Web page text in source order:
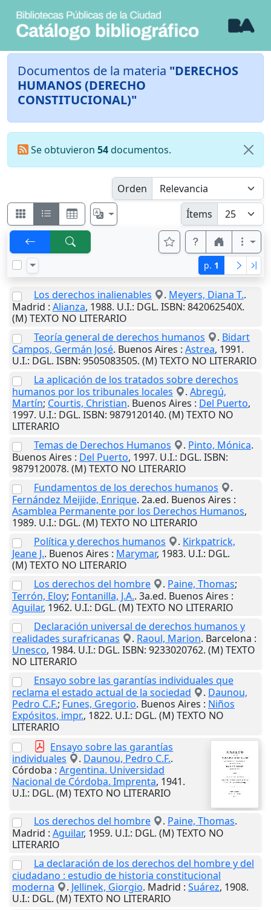
Documentos de la materia "DERECHOS
HUMANOS (DERECHO
CONSTITUCIONAL)"
Se obtuvieron 54documentos.
Orden
Ítems
p. 1
Los derechos inalienables . Meyers, Diana T..
Madrid : Alianza, 1988. U.I.: DGL. ISBN: 842062540X.
(M) TEXTO NO LITERARIO
Teoría general de derechos humanos
. Bidart
Campos, Germán José. Buenos Aires : Astrea, 1991.
U.I.: DGL. ISBN: 9505083505. (M) TEXTO NO LITERARIO
La aplicación de los tratados sobre derechos
humanos por los tribunales locales
. Abregú,
Martín; Courtis, Christian. Buenos Aires : Del Puerto,
1997. U.I.: DGL. ISBN: 9879120140. (M) TEXTO NO
LITERARIO
Temas de Derechos Humanos
. Pinto, Mónica.
Buenos Aires : Del Puerto, 1997. U.I.: DGL. ISBN:
9879120078. (M) TEXTO NO LITERARIO
Fundamentos de los derechos humanos
.
Fernández Meijide, Enrique. 2a.ed. Buenos Aires :
Asamblea Permanente por los Derechos Humanos,
1989. U.I.: DGL. (M) TEXTO NO LITERARIO
Política y derechos humanos
. Kirkpatrick,
Jeane J.. Buenos Aires : Marymar, 1983. U.I.: DGL.
(M) TEXTO NO LITERARIO
Los derechos del hombre
. Paine, Thomas;
Terrón, Eloy; Fontanilla, J.A.. 3a.ed. Buenos Aires :
Aguilar, 1962. U.I.: DGL. (M) TEXTO NO LITERARIO
Declaración universal de derechos humanos y
realidades surafricanas
. Raoul, Marion. Barcelona :
Unesco, 1984. U.I.: DGL. ISBN: 9233020762. (M) TEXTO
NO LITERARIO
Ensayo sobre las garantías individuales que
reclama el estado actual de la sociedad
. Daunou,
Pedro C.F.; Funes, Gregorio. Buenos Aires : Niños
Expósitos, impr., 1822. U.I.: DGL. (M) TEXTO NO
LITERARIO
Ensayo sobre las garantías
individuales
. Daunou, Pedro C.F..
Córdoba : Argentina. Universidad
Nacional de Córdoba. Imprenta, 1941.
U.I.: DGL. (M) TEXTO NO LITERARIO
Los derechos del hombre . Paine, Thomas.
Madrid : Aguilar, 1959. U.I.: DGL. (M) TEXTO NO
LITERARIO
La declaración de los derechos del hombre y del
ciudadano : estudio de historia constitucional
moderna
. Jellinek, Giorgio. Madrid : Suárez, 1908.
U.I.: DGL. (M) TEXTO NO LITERARIO